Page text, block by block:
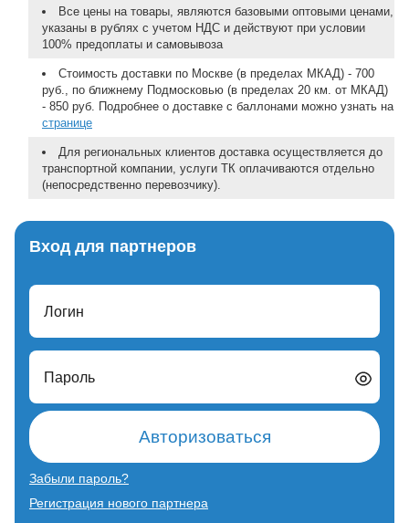
Все цены на товары, являются базовыми оптовыми ценами,
указаны в рублях с учетом НДС и действуют при условии
100% предоплаты и самовывоза
Стоимость доставки по Москве (в пределах МКАД) - 700
руб., по ближнему Подмосковью (в пределах 20 км. от МКАД)
- 850 руб. Подробнее о доставке с баллонами можно узнать на
странице
Для региональных клиентов доставка осуществляется до
транспортной компании, услуги ТК оплачиваются отдельно
(непосредственно перевозчику).
Вход для партнеров
Логин
Пароль
Авторизоваться
Забыли пароль?
Регистрация нового партнера